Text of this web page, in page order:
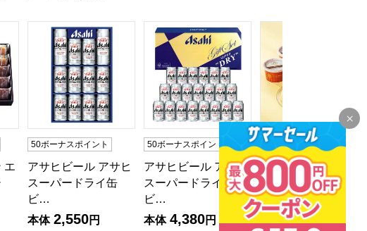
・77品目】【イオンのおせち】
)【3〜4人前・35品目】【イオンのおせち】
エクセレントクラシック30【夏の贈りもの・お中元】[EX-C30]
エ
アサヒビール アサヒスーパードライ缶ビールセット【夏の贈りも
50ボーナスポイント
アサヒビール アサヒ
スーパードライ缶
ビ…
本体 2,550円
アサヒビール アサヒスーパードライ缶ビ
50ボーナスポイント
アサヒビール アサヒ
スーパードライ缶
ビ…
本体 4,380円
送料込み
冷凍
エコ包装
銀座京橋 レ ロジェ
エギュスキロール…
本体 3,000円
次の商品